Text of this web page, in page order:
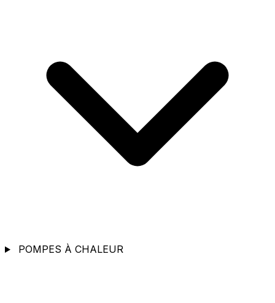
POMPES À CHALEUR